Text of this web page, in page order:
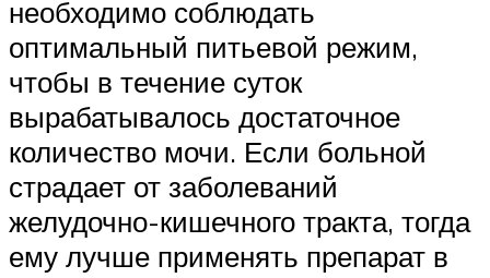
необходимо соблюдать
оптимальный питьевой режим,
чтобы в течение суток
вырабатывалось достаточное
количество мочи. Если больной
страдает от заболеваний
желудочно-кишечного тракта, тогда
ему лучше применять препарат в